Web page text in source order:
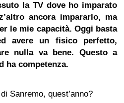
la TV dove ho imparato
ancora impararlo, ma
le mie capacità. Oggi basta
avere un fisico perfetto,
nulla va bene. Questo a
ha competenza.
Sanremo, quest’anno?